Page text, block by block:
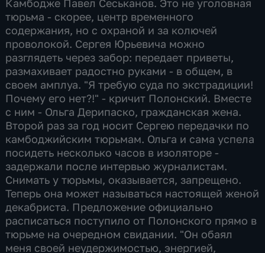
Камбодже Павел Сеськанов. Это не уголовная
тюрьма - скорее, центр временного
содержания, но с охраной и за колючей
проволокой. Сергея Юрьевича можно
разглядеть через забор: передает приветы,
размахивает радостно руками - в общем, в
своем амплуа. "Я требую суда по экстрадиции!
Почему его нет?!" - кричит Полонский. Вместе
с ним - Ольга Дерипаско, гражданская жена.
Второй раз за год носит Сергею передачки по
камбоджийским тюрьмам. Ольга и сама успела
посидеть несколько часов в изоляторе -
задержали после интервью журналистам.
Снимать у тюрьмы, оказывается, запрещено.
Теперь она может называться настоящей женой
декабриста. Предложение официально
расписаться поступило от Полонского прямо в
тюрьме на очередном свидании. "Он обаял
меня своей неудержимостью, энергией,